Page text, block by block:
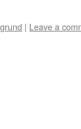
| Leave a